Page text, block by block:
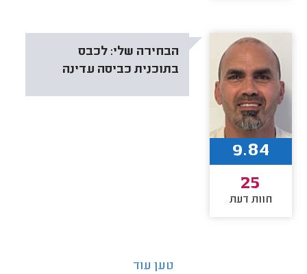
הבחירה שלי: לכבס
בתוכנית כביסה עדינה
9.84
25
חוות דעת
טען עוד